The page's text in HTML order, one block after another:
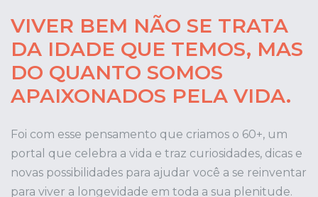
VIVER BEM NÃO SE TRATA
DA IDADE QUE TEMOS, MAS
DO QUANTO SOMOS
APAIXONADOS PELA VIDA.
Foi com esse pensamento que criamos o 60+, um
portal que celebra a vida e traz curiosidades, dicas e
novas possibilidades para ajudar você a se reinventar
para viver a longevidade em toda a sua plenitude.